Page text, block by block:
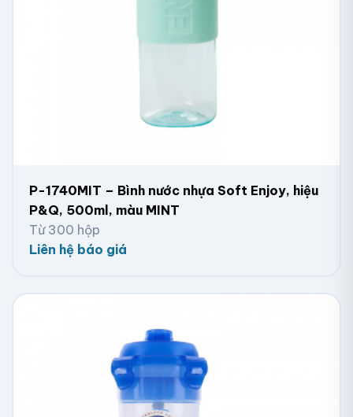
P-1740MIT – Bình nước nhựa Soft Enjoy, hiệu
P&Q, 500ml, màu MINT
Từ 300 hộp
Liên hệ báo giá